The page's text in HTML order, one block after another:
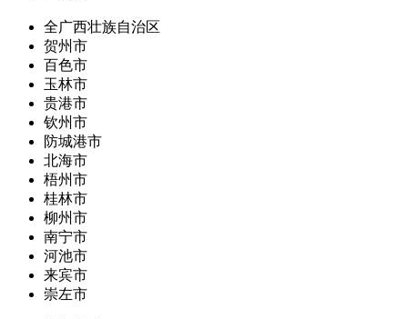
全广西壮族自治区
贺州市
百色市
玉林市
贵港市
钦州市
防城港市
北海市
梧州市
桂林市
柳州市
南宁市
河池市
来宾市
崇左市